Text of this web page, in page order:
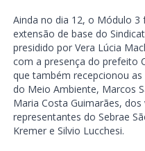
Ainda no dia 12, o Módulo 3
extensão de base do
presidido por Vera Lúcia
com a presença do prefeito
que também recepcionou
do Meio Ambiente, Marcos
Maria Costa Guimarães,
representantes do Sebrae
Kremer e Silvio Lucchesi.